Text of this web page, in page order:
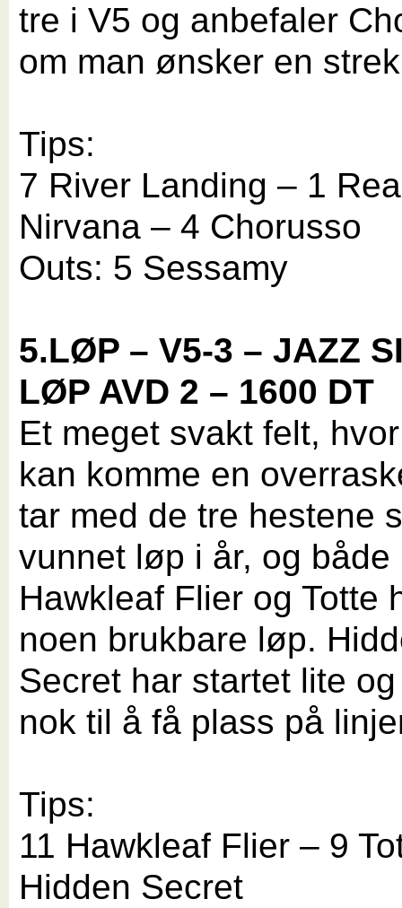
tre i V5 og anbefaler
om man ønsker en
Tips:
7 River Landing – 1
Nirvana – 4 Chorusso
Outs: 5 Sessamy
5.LØP – V5-3 – JAZZ
LØP AVD 2 – 1600 DT
Et meget svakt felt,
kan komme en
tar med de tre hestene
vunnet løp i år, og både
Hawkleaf Flier og Totte
noen brukbare løp.
Secret har startet lite
nok til å få plass på
Tips:
11 Hawkleaf Flier – 9
Hidden Secret